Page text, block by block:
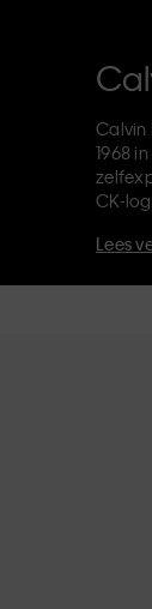
Calvin
1968
CK-
van
Lees